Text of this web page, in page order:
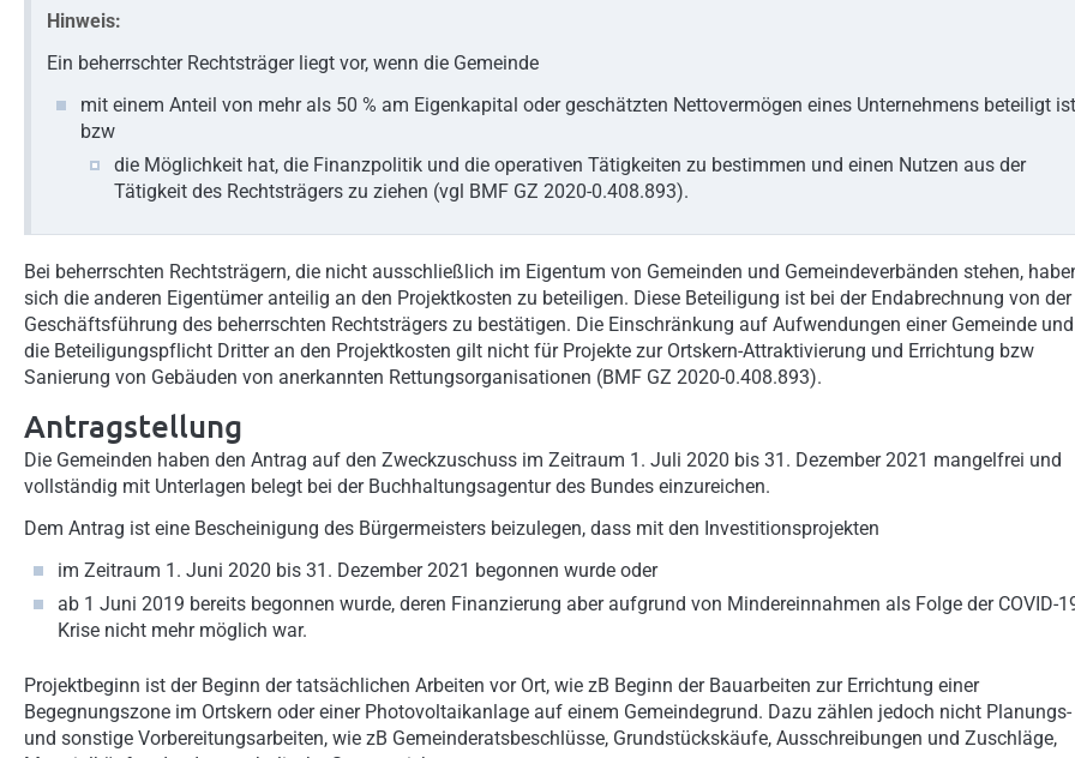
Hinweis:
Ein beherrschter Rechtsträger liegt vor, wenn die Gemeinde
mit einem Anteil von mehr als 50 % am Eigenkapital oder geschätzten Nettovermögen eines Unternehmens beteiligt ist
bzw
die Möglichkeit hat, die Finanzpolitik und die operativen Tätigkeiten zu bestimmen und einen Nutzen aus der
Tätigkeit des Rechtsträgers zu ziehen (vgl BMF GZ 2020-0.408.893).
Bei beherrschten Rechtsträgern, die nicht ausschließlich im Eigentum von Gemeinden und Gemeindeverbänden stehen,
sich die anderen Eigentümer anteilig an den Projektkosten zu beteiligen. Diese Beteiligung ist bei der Endabrechnung von der
Geschäftsführung des beherrschten Rechtsträgers zu bestätigen. Die Einschränkung auf Aufwendungen einer Gemeinde und
die Beteiligungspflicht Dritter an den Projektkosten gilt nicht für Projekte zur Ortskern-Attraktivierung und Errichtung bzw
Sanierung von Gebäuden von anerkannten Rettungsorganisationen (BMF GZ 2020-0.408.893).
Antragstellung
Die Gemeinden haben den Antrag auf den Zweckzuschuss im Zeitraum 1. Juli 2020 bis 31. Dezember 2021 mangelfrei und
vollständig mit Unterlagen belegt bei der Buchhaltungsagentur des Bundes einzureichen.
Dem Antrag ist eine Bescheinigung des Bürgermeisters beizulegen, dass mit den Investitionsprojekten
im Zeitraum 1. Juni 2020 bis 31. Dezember 2021 begonnen wurde oder
ab 1 Juni 2019 bereits begonnen wurde, deren Finanzierung aber aufgrund von Mindereinnahmen als Folge der COVID-
Krise nicht mehr möglich war.
Projektbeginn ist der Beginn der tatsächlichen Arbeiten vor Ort, wie zB Beginn der Bauarbeiten zur Errichtung einer
Begegnungszone im Ortskern oder einer Photovoltaikanlage auf einem Gemeindegrund. Dazu zählen jedoch nicht Planungs-
und sonstige Vorbereitungsarbeiten, wie zB Gemeinderatsbeschlüsse, Grundstückskäufe, Ausschreibungen und Zuschläge,